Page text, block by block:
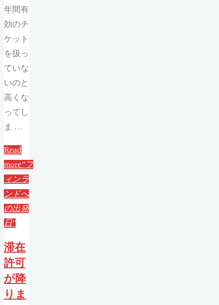
年間有
効のチ
ケット
を扱っ
ていな
いのと
高くな
ってし
ま …
Read
more"フ
ィンラ
ンドへ
の出発
日"
滞在
許可
が降
りま